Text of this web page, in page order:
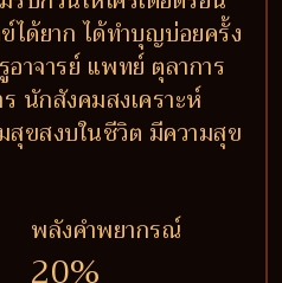
ได้ยาก ได้ทำบุญบ่อยครั้ง
าจารย์ แพทย์ ตุลาการ
นักสังคมสงเคราะห์
ขสงบในชีวิต มีความสุข
พลังคำพยากรณ์